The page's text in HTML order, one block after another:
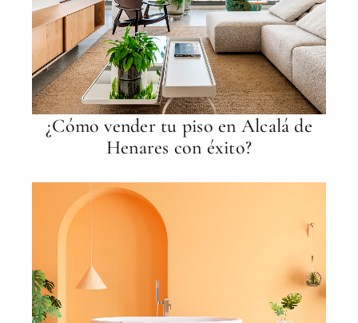
¿Cómo vender tu piso en Alcalá de
Henares con éxito?